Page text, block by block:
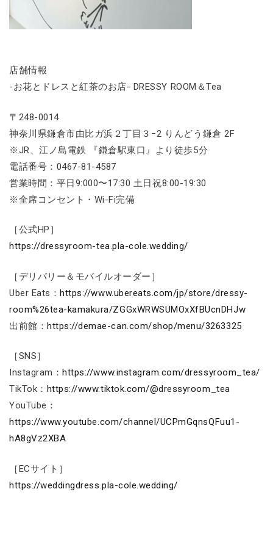
店舗情報
-お花とドレスと紅茶のお店- DRESSY ROOM＆Tea
〒248-0014
神奈川県鎌倉市由比ガ浜２丁目３−2 りんどう鎌倉 2F
※JR、江ノ島電鉄 『鎌倉駅東口』より徒歩5分
電話番号：0467-81-4587
営業時間：平日9:000〜17:30 土日祝8:00-19:30
※全席コンセント・Wi-Fi完備
［公式HP］
https://dressyroom-tea.pla-cole.wedding/
［デリバリー＆モバイルオーダー］
Uber Eats：https://www.ubereats.com/jp/store/dressy-
room%26tea-kamakura/ZGGxWRWSUMOxXfBUcnDHJw
出前館：https://demae-can.com/shop/menu/3263325
［SNS］
Instagram：https://www.instagram.com/dressyroom_tea/
TikTok： https://www.tiktok.com/@dressyroom_tea
YouTube：
https://www.youtube.com/channel/UCPmGqnsQFuu1-
hA8gVz2XBA
［ECサイト］
https://weddingdress.pla-cole.wedding/